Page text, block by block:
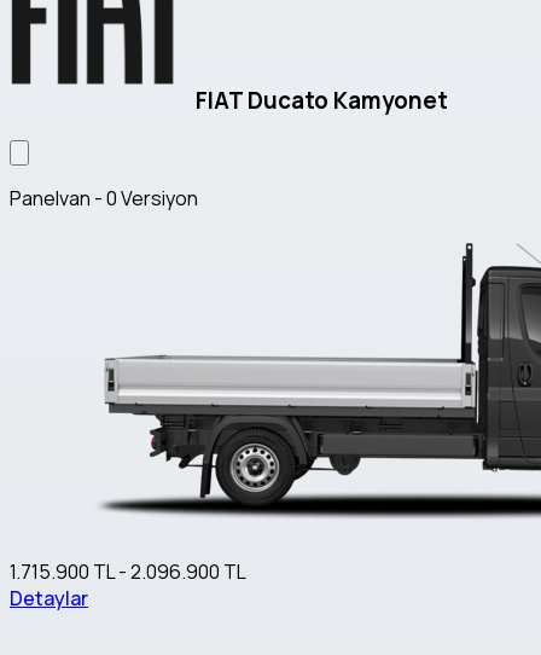
FIAT Ducato Kamyonet
Panelvan - 0 Versiyon
1.715.900 TL - 2.096.900 TL
Detaylar